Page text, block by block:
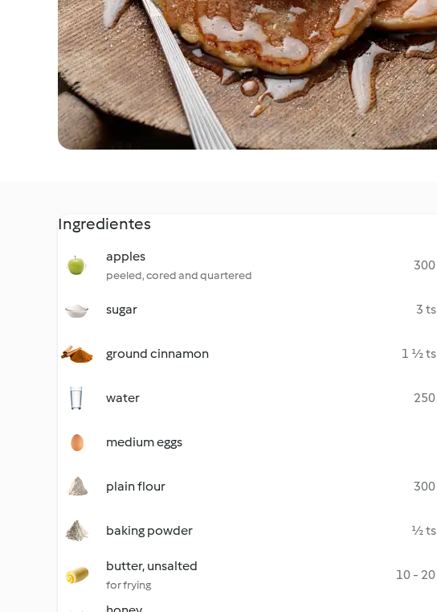
Ingredientes
apples
peeled, cored and quartered
300
sugar 3
ground cinnamon 1 ½
water 250
medium eggs
plain flour 300
baking powder ½
butter, unsalted
for frying
10 - 20